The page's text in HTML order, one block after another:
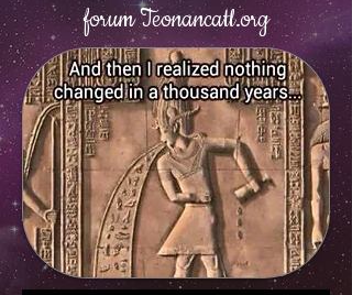
forum Teonancatl.org